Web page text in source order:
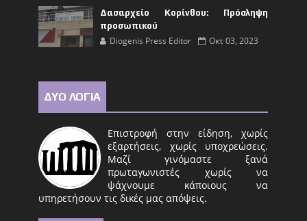
Δασαρχείο Κορίνθου: Πρόσληψη
προσωπικού
Diogenis Press Editor Οκτ 03, 2023
ΔΥΟ ΛΟΓΙΑ
Επιστροφή στην είδηση, χωρίς
εξαρτήσεις, χωρίς υποχρεώσεις.
Μαζί γινόμαστε ξανά
πρωταγωνιστές χωρίς να
ψάχνουμε κάποιους να
υπηρετήσουν τις δικές μας απόψεις.